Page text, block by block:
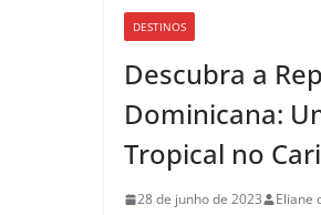
DESTINOS
Descubra a
Dominicana:
Tropical no
28 de junho de 2023 Eliane